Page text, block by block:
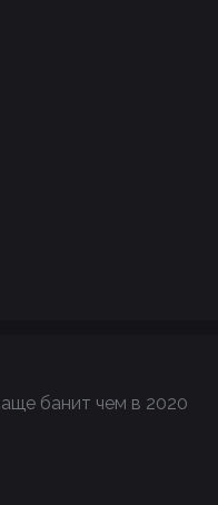
банит чем в 2020